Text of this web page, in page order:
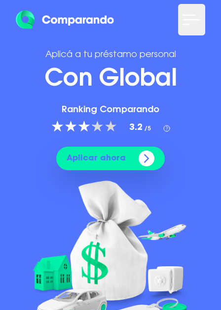
Aplicá a tu préstamo personal
Con Global
Ranking Comparando
3.2 /5
Aplicar ahora